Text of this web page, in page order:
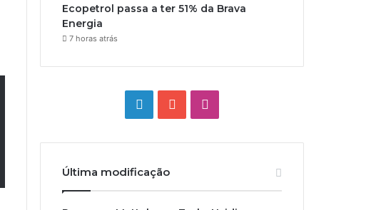
Ecopetrol passa a ter 51% da Brava
Energia
7 horas atrás
LinkedinYouTube
Última modificação